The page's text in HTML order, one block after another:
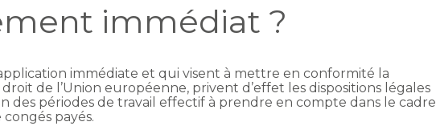
immédiat ?
immédiate et qui visent à mettre en conformité la
de l’Union européenne, privent d’effet les dispositions légales
des périodes de travail effectif à prendre en compte dans le cadre
payés.